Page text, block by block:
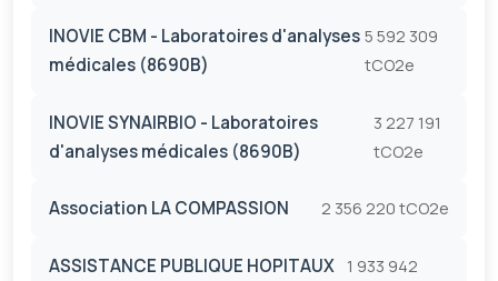
INOVIE CBM - Laboratoires d'analyses
médicales (8690B)
5 592 309
tCO2e
INOVIE SYNAIRBIO - Laboratoires
d'analyses médicales (8690B)
3 227 191
tCO2e
Association LA COMPASSION 2 356 220 tCO2e
ASSISTANCE PUBLIQUE HOPITAUX 1 933 942